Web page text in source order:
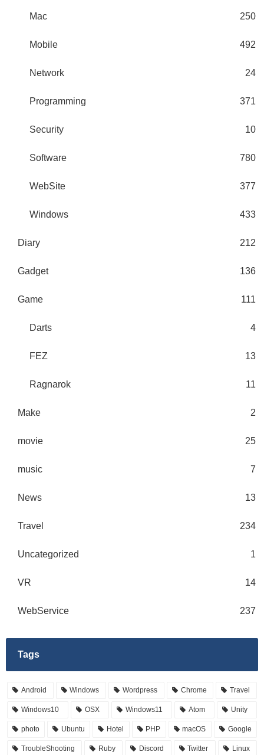
Mac 250
Mobile 492
Network 24
Programming 371
Security 10
Software 780
WebSite 377
Windows 433
Diary 212
Gadget 136
Game 111
Darts 4
FEZ 13
Ragnarok 11
Make 2
movie 25
music 7
News 13
Travel 234
Uncategorized 1
VR 14
WebService 237
Tags
Android Windows Wordpress Chrome Travel
Windows10 OSX Windows11 Atom Unity
photo Ubuntu Hotel PHP macOS Google
TroubleShooting Ruby Discord Twitter Linux